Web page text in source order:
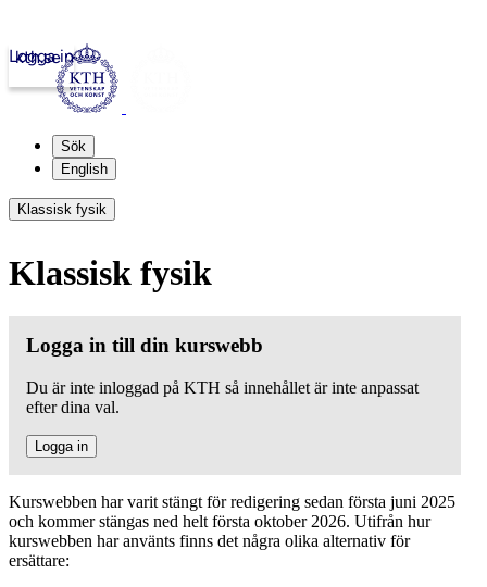
kth.se
Logga in
Sök
English
Klassisk fysik
Klassisk fysik
Logga in till din kurswebb
Du är inte inloggad på KTH så innehållet är inte anpassat
efter dina val.
Logga in
Kurswebben har varit stängt för redigering sedan första juni 2025
och kommer stängas ned helt första oktober 2026. Utifrån hur
kurswebben har använts finns det några olika alternativ för
ersättare: